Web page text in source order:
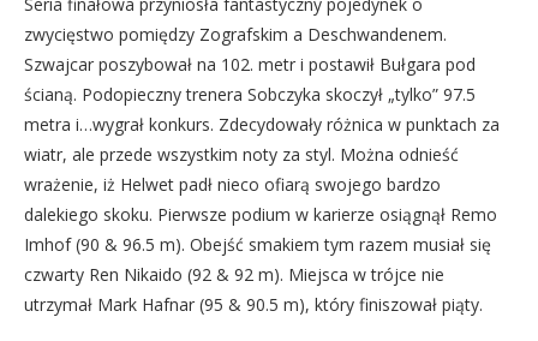
zwycięstwo pomiędzy Zografskim a Deschwandenem.
Szwajcar poszybował na 102. metr i postawił Bułgara pod
ścianą. Podopieczny trenera Sobczyka skoczył „tylko” 97.5
metra i…wygrał konkurs. Zdecydowały różnica w punktach za
wiatr, ale przede wszystkim noty za styl. Można odnieść
wrażenie, iż Helwet padł nieco ofiarą swojego bardzo
dalekiego skoku. Pierwsze podium w karierze osiągnął Remo
Imhof (90 & 96.5 m). Obejść smakiem tym razem musiał się
czwarty Ren Nikaido (92 & 92 m). Miejsca w trójce nie
utrzymał Mark Hafnar (95 & 90.5 m), który finiszował piąty.